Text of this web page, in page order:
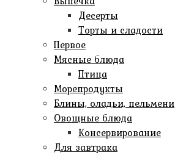
Десерты
Торты и сладости
Первое
Мясные блюда
Птица
Морепродукты
Блины, оладьи, пельмени
Овощные блюда
Консервирование
Для завтрака